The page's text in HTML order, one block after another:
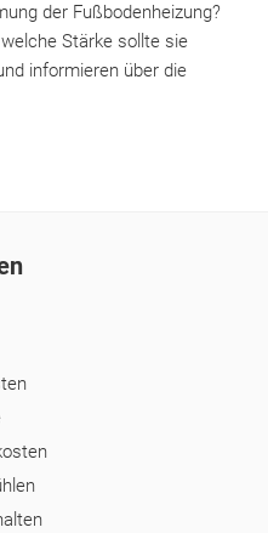
der Fußbodenheizung?
Stärke sollte sie
informieren über die